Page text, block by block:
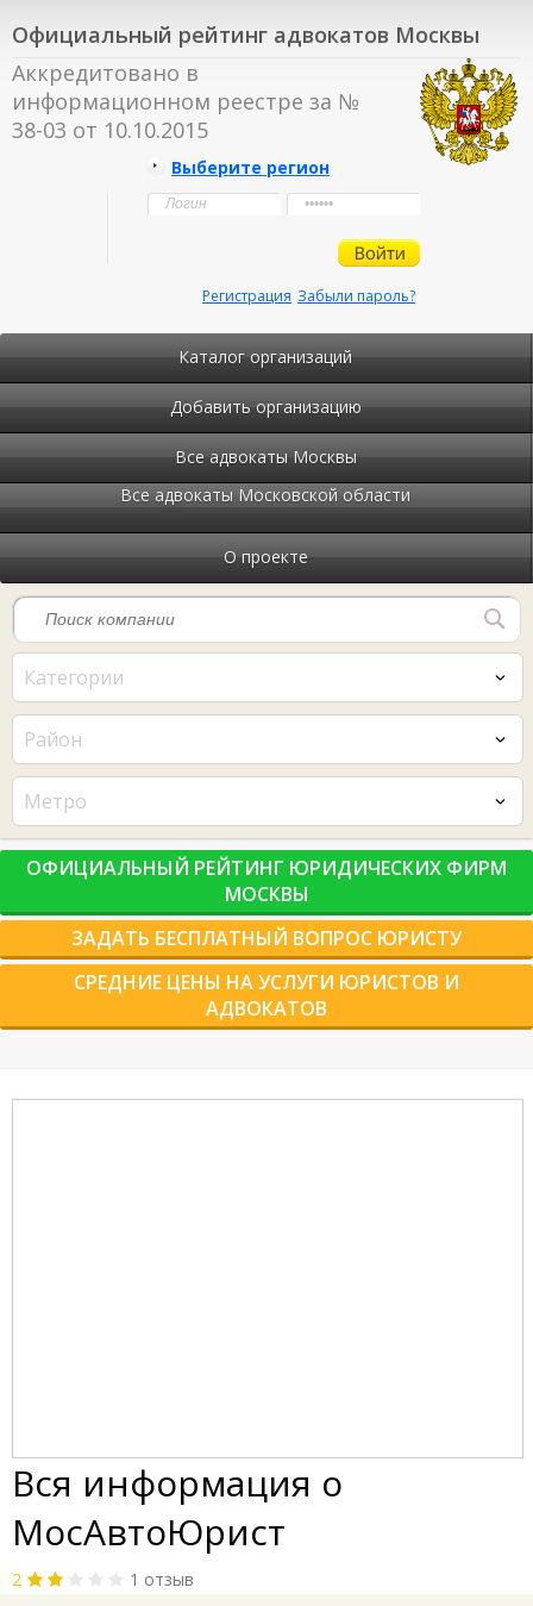
Официальный рейтинг адвокатов Москвы
Аккредитовано в
информационном реестре за №
38-03 от 10.10.2015
Выберите регион
Забыли пароль?
Регистрация
Каталог организаций
Добавить организацию
Все адвокаты Москвы
Все адвокаты Московской области
О проекте
Категории
Район
Метро
ОФИЦИАЛЬНЫЙ РЕЙТИНГ ЮРИДИЧЕСКИХ ФИРМ
МОСКВЫ
ЗАДАТЬ БЕСПЛАТНЫЙ ВОПРОС ЮРИСТУ
СРЕДНИЕ ЦЕНЫ НА УСЛУГИ ЮРИСТОВ И
АДВОКАТОВ
Вся информация о
МосАвтоЮрист
2 1 отзыв